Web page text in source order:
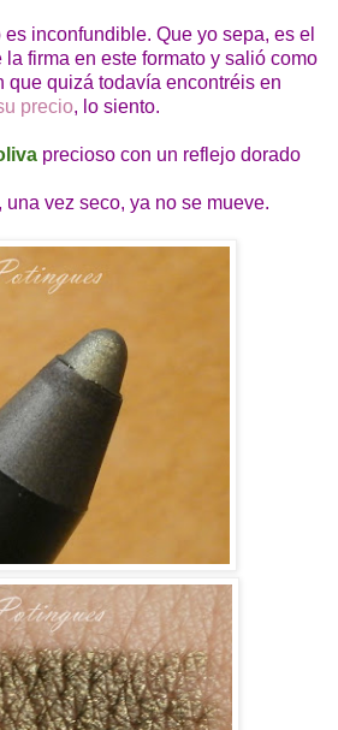
inconfundible. Que yo sepa, es el
firma en este formato y salió como
que quizá todavía encontréis en
precio, lo siento.
precioso con un reflejo dorado
vez seco, ya no se mueve.